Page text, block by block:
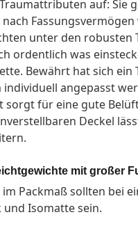
auf: Sie
unter den robusten
ordentlich was
Bewährt hat sich ein
angepasst
sorgt für eine gute
Deckel
mit großer
Packmaß sollten bei
und Isomatte sein.